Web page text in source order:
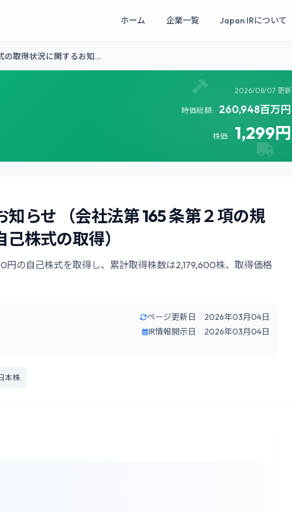
ホーム 企業一覧 Japan IRについて
の取得状況に関するお知…
2026/08/07 更新
時価総額: 260,948百万円
株価: 1,299円
らせ （会社法第 165 条第２項の規
株式の取得）
の自己株式を取得し、累計取得株数は2,179,600株、取得価格
ページ更新日 2026年03月04日
IR情報開示日 2026年03月04日
本株